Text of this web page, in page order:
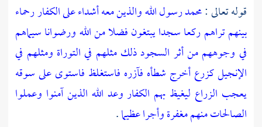
قوله تعالى :محمد رسول الله والذين معه أشداء على الكفار رحماء
بينهم تراهم ركعا سجدا يبتغون فضلا من الله ورضوانا سيماهم
في وجوههم من أثر السجود ذلك مثلهم في التوراة ومثلهم في
الإنجيل كزرع أخرج شطأه فآزره فاستغلظ فاستوى على سوقه
يعجب الزراع ليغيظ بهم الكفار وعد الله الذين آمنوا وعملوا
الصالحات منهم مغفرة وأجرا عظيما.